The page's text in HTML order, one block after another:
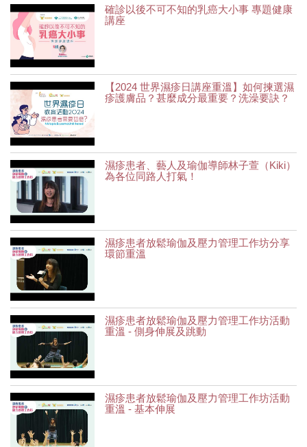
確診以後不可不知的乳癌大小事 專題健康
講座
【2024 世界濕疹日講座重溫】如何揀選濕
疹護膚品？甚麼成分最重要？洗澡要訣？
濕疹患者、藝人及瑜伽導師林子萱（Kiki）
為各位同路人打氣！
濕疹患者放鬆瑜伽及壓力管理工作坊分享
環節重溫
濕疹患者放鬆瑜伽及壓力管理工作坊活動
重溫 - 側身伸展及跳動
濕疹患者放鬆瑜伽及壓力管理工作坊活動
重溫 - 基本伸展